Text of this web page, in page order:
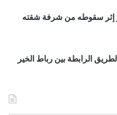
إثر سقوطه من شرفة شقته
الرابطة بين رباط الخير